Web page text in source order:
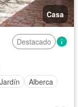
Casa
Destacado
Jardín
Alberca